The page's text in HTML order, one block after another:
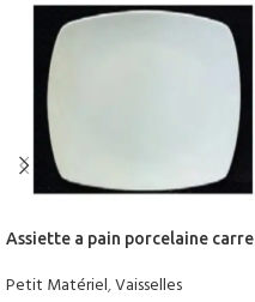
Assiette a pain porcelaine carre
Petit Matériel,Vaisselles